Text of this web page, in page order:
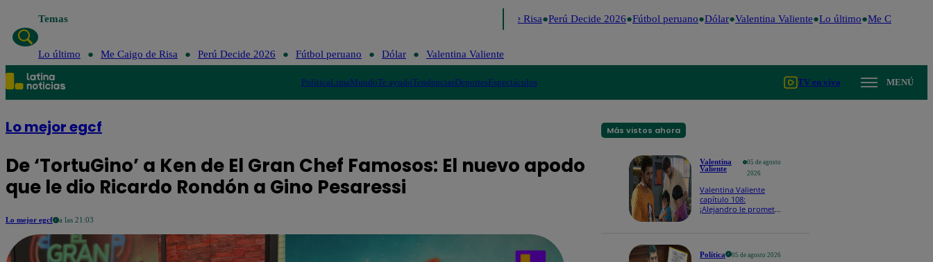
Temas Me Caigo de Risa Perú Decide 2026 Fútbol peruano Dólar Valentina Valiente Lo último Me Caigo de
Lo último Me Caigo de Risa Perú Decide 2026 Fútbol peruano Dólar Valentina Valiente
PolíticaLimaMundoTe ayudoTendenciasDeportesEspectáculos TV en vivo MENÚ
Lo mejor egcf
De ‘TortuGino’ a Ken de El Gran Chef Famosos: El nuevo apodo
que le dio Ricardo Rondón a Gino Pesaressi
Lo mejor egcf a las 21:03
Más vistos ahora
Valentina
Valiente
05 de agosto
2026
Valentina Valiente
capítulo 108:
¡Alejandro le promete
Política 05 de agosto 2026